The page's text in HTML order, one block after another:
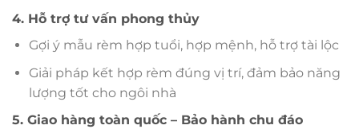
4. Hỗ trợ tư vấn phong thủy
Gợi ý mẫu rèm hợp tuổi, hợp mệnh, hỗ trợ tài lộc
Giải pháp kết hợp rèm đúng vị trí, đảm bảo năng
lượng tốt cho ngôi nhà
5. Giao hàng toàn quốc – Bảo hành chu đáo